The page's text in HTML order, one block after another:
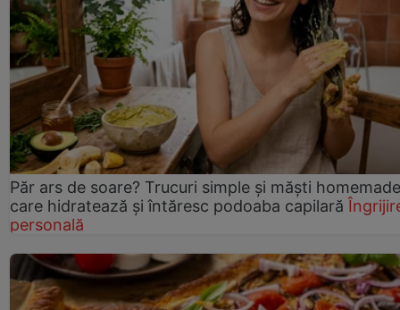
Păr ars de soare? Trucuri simple și măști homemade
care hidratează și întăresc podoaba capilară
personală